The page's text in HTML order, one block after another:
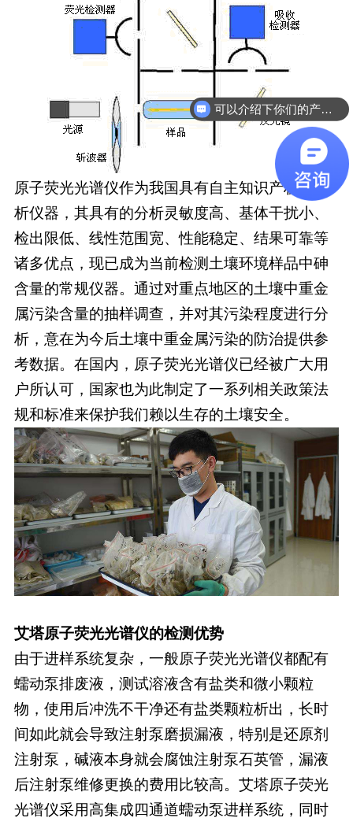
原子荧光光谱仪作为我国具有自主知识产权的分
析仪器，其具有的分析灵敏度高、基体干扰小、
检出限低、线性范围宽、性能稳定、结果可靠等
诸多优点，现已成为当前检测土壤环境样品中砷
含量的常规仪器。通过对重点地区的土壤中重金
属污染含量的抽样调查，并对其污染程度进行分
析，意在为今后土壤中重金属污染的防治提供参
考数据。在国内，原子荧光光谱仪已经被广大用
户所认可，国家也为此制定了一系列相关政策法
规和标准来保护我们赖以生存的土壤安全。
艾塔原子荧光光谱仪的检测优势
由于进样系统复杂，一般原子荧光光谱仪都配有
蠕动泵排废液，测试溶液含有盐类和微小颗粒
物，使用后冲洗不干净还有盐类颗粒析出，长时
间如此就会导致注射泵磨损漏液，特别是还原剂
注射泵，碱液本身就会腐蚀注射泵石英管，漏液
后注射泵维修更换的费用比较高。艾塔原子荧光
光谱仪采用高集成四通道蠕动泵进样系统，同时
可以介绍下你们的产品么
你们是怎么收费的呢